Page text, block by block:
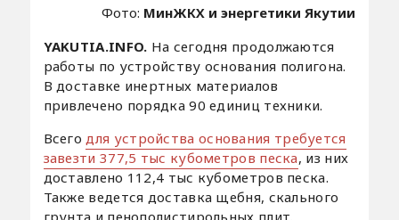
Фото: МинЖКХ и энергетики Якутии
YAKUTIA.INFO. На сегодня продолжаются
работы по устройству основания полигона.
В доставке инертных материалов
привлечено порядка 90 единиц техники.
Всего для устройства основания требуется
завезти 377,5 тыс кубометров песка, из них
доставлено 112,4 тыс кубометров песка.
Также ведется доставка щебня, скального
грунта и пенополистирольных плит.